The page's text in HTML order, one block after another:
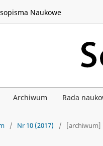
Archiwum Rada
Naukowe
/ Nr 10 (2017) / [archiwum]